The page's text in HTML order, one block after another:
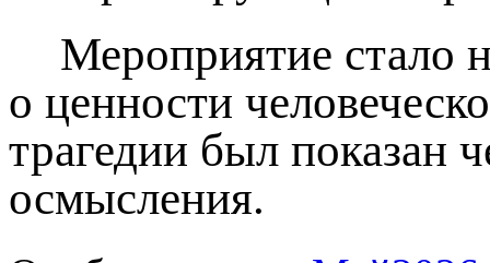
Мероприятие стало
о ценности
трагедии был показан
осмысления.